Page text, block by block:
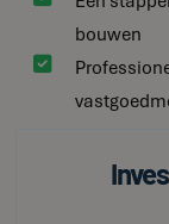
bouwen
